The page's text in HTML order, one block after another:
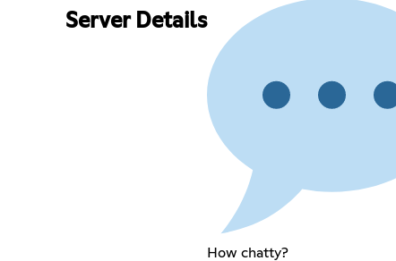
Server Details
How chatty?